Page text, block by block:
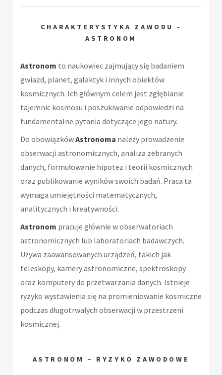
CHARAKTERYSTYKA ZAWODU -
ASTRONOM
Astronom to naukowiec zajmujący się badaniem
gwiazd, planet, galaktyk i innych obiektów
kosmicznych. Ich głównym celem jest zgłębianie
tajemnic kosmosu i poszukiwanie odpowiedzi na
fundamentalne pytania dotyczące jego natury.
Do obowiązkówAstronoma należy prowadzenie
obserwacji astronomicznych, analiza zebranych
danych, formułowanie hipotez i teorii kosmicznych
oraz publikowanie wyników swoich badań. Praca ta
wymaga umiejętności matematycznych,
analitycznych i kreatywności.
Astronom pracuje głównie w obserwatoriach
astronomicznych lub laboratoriach badawczych.
Używa zaawansowanych urządzeń, takich jak
teleskopy, kamery astronomiczne, spektroskopy
oraz komputery do przetwarzania danych. Istnieje
ryzyko wystawienia się na promieniowanie kosmiczne
podczas długotrwałych obserwacji w przestrzeni
kosmicznej.
ASTRONOM – RYZYKO ZAWODOWE